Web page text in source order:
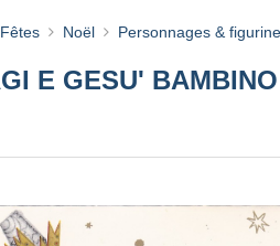
Noël Personnages &
E GESU'